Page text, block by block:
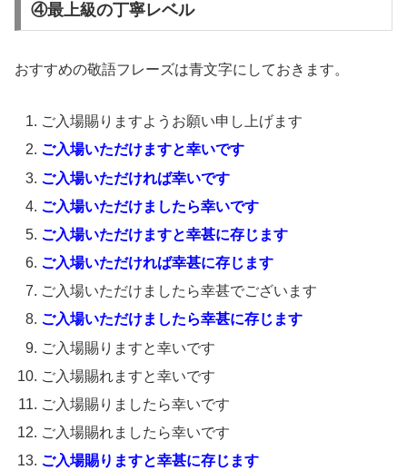
④最上級の丁寧レベル
おすすめの敬語フレーズは青文字にしておきます。
ご入場賜りますようお願い申し上げます
ご入場いただけますと幸いです
ご入場いただければ幸いです
ご入場いただけましたら幸いです
ご入場いただけますと幸甚に存じます
ご入場いただければ幸甚に存じます
ご入場いただけましたら幸甚でございます
ご入場いただけましたら幸甚に存じます
ご入場賜りますと幸いです
ご入場賜れますと幸いです
ご入場賜りましたら幸いです
ご入場賜れましたら幸いです
ご入場賜りますと幸甚に存じます